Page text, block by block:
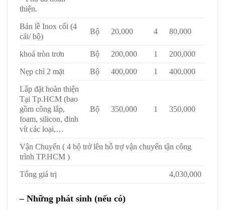
thiện.
Bản lề Inox cối (4
cái/ bộ)
Bộ 20,000 4 80,000
khoá tròn trơn Bộ 200,000 1 200,000
Nẹp chỉ 2 mặt Bộ 400,000 1 400,000
Lắp đặt hoàn thiện
Tại Tp.HCM (bao
gồm công lắp,
foam, silicon, đinh
vít các loại,…
Bộ 350,000 1 350,000
Vận Chuyển ( 4 bộ trở lên hỗ trợ vận chuyển tận công
trình TP.HCM )
Tổng giá trị 4,030,000
– Những phát sinh (nếu có)